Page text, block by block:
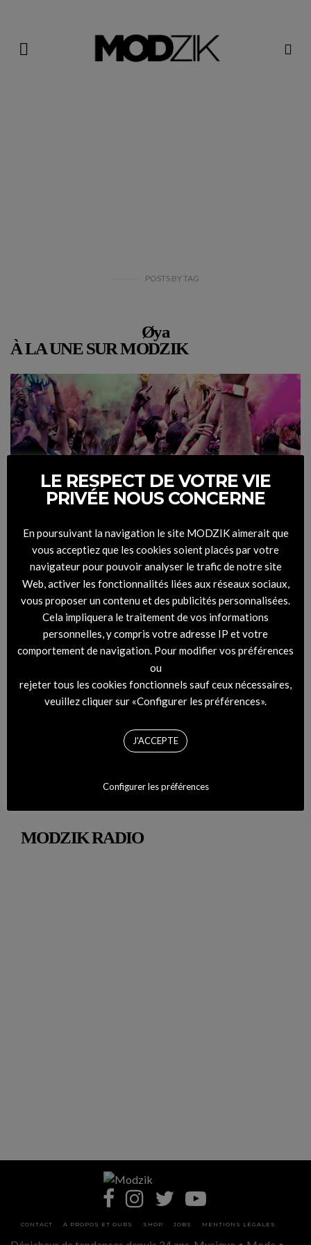
POSTS BYTAG
Øya
À LA UNE SUR MODZIK
9 festivals européens à ne pas louper cet été
19 JUIN 2013 BYMARION
DIGITAL COVER – RHYTHM #45 Montemarco
MODZIK RADIO
CONTACT À PROPOS ET OURS SHOP JOBS MENTIONS LÉGALES
LE RESPECT DE VOTRE VIE
PRIVÉE NOUS CONCERNE
En poursuivant la navigation le site MODZIK aimerait que
vous acceptiez que les cookies soient placés par votre
navigateur pour pouvoir analyser le trafic de notre site
Web, activer les fonctionnalités liées aux réseaux sociaux,
vous proposer un contenu et des publicités personnalisées.
Cela impliquera le traitement de vos informations
personnelles, y compris votre adresse IP et votre
comportement de navigation. Pour modifier vos préférences
ou
rejeter tous les cookies fonctionnels sauf ceux nécessaires,
veuillez cliquer sur «Configurer les préférences».
J'ACCEPTE
Configurer les préférences